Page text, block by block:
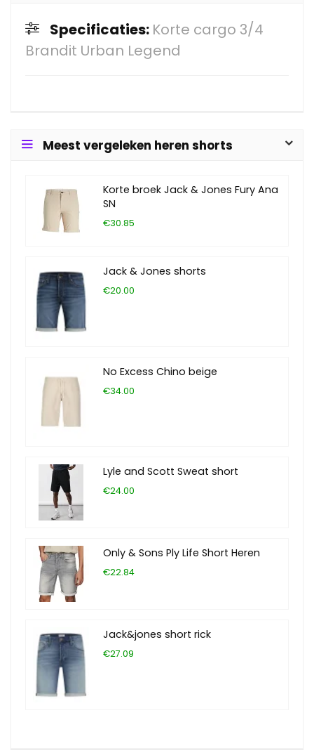
Specificaties: Korte cargo 3/4
Brandit Urban Legend
Meest vergeleken heren shorts
Korte broek Jack & Jones Fury Ana
SN
€30.85
Jack & Jones shorts
€20.00
No Excess Chino beige
€34.00
Lyle and Scott Sweat short
€24.00
Only & Sons Ply Life Short Heren
€22.84
Jack&jones short rick
€27.09